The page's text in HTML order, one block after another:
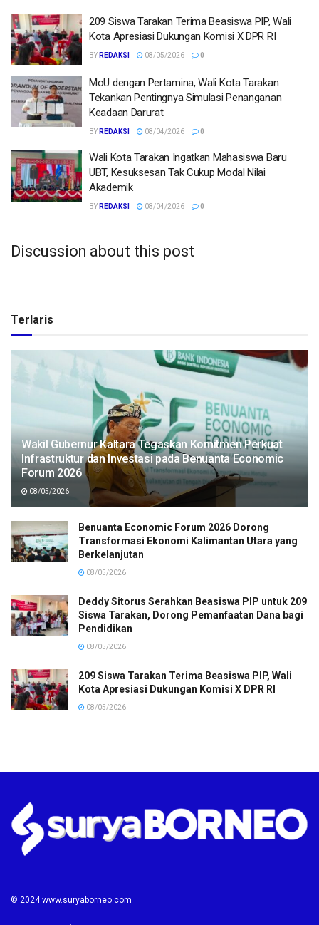
209 Siswa Tarakan Terima Beasiswa PIP, Wali
Kota Apresiasi Dukungan Komisi X DPR RI
BY REDAKSI 08/05/2026 0
MoU dengan Pertamina, Wali Kota Tarakan
Tekankan Pentingnya Simulasi Penanganan
Keadaan Darurat
BY REDAKSI 08/04/2026 0
Wali Kota Tarakan Ingatkan Mahasiswa Baru
UBT, Kesuksesan Tak Cukup Modal Nilai
Akademik
BY REDAKSI 08/04/2026 0
Discussion about this post
Terlaris
Wakil Gubernur Kaltara Tegaskan Komitmen Perkuat
Infrastruktur dan Investasi pada Benuanta Economic
Forum 2026
08/05/2026
Benuanta Economic Forum 2026 Dorong
Transformasi Ekonomi Kalimantan Utara yang
Berkelanjutan
08/05/2026
Deddy Sitorus Serahkan Beasiswa PIP untuk 209
Siswa Tarakan, Dorong Pemanfaatan Dana bagi
Pendidikan
08/05/2026
209 Siswa Tarakan Terima Beasiswa PIP, Wali
Kota Apresiasi Dukungan Komisi X DPR RI
08/05/2026
© 2024 www.suryaborneo.com